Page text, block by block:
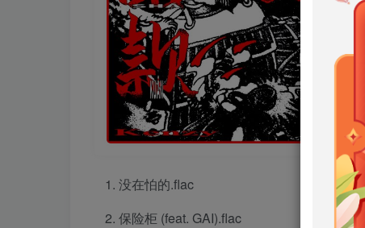
没在怕的.flac
保险柜 (feat. GAI).flac